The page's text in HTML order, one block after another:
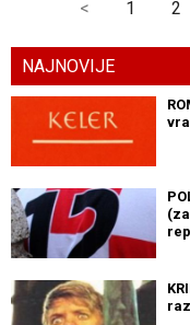
< 1 2
NAJNOVIJE